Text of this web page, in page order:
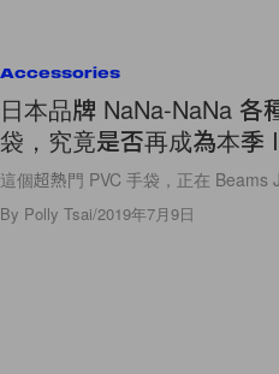
Accessories
日本品牌 NaNa-NaNa 各
袋，究竟是否再成為本季
這個超熱門 PVC 手袋，正在 Beams
By Polly Tsai/2019年7月9日